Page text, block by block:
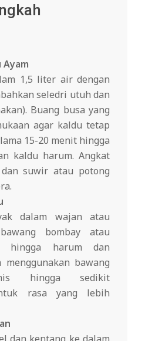
Ayam
1,5 liter air dengan
seledri utuh dan
Buang busa yang
agar kaldu tetap
15-20 menit hingga
kaldu harum. Angkat
suwir atau potong
dalam wajan atau
bombay atau
hingga harum dan
menggunakan bawang
hingga sedikit
rasa yang lebih